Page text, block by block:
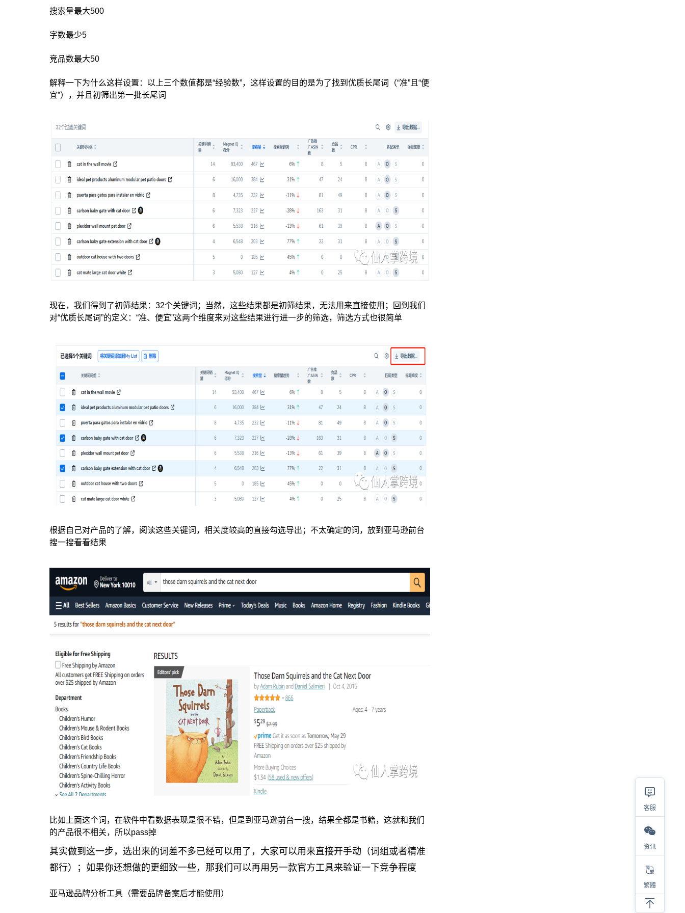
搜索量最大500
字数最少5
竞品数最大50
解释一下为什么这样设置：以上三个数值都是“经验数”，这样设置的目的是为了找到优质长尾词（“准”且“便
宜”），并且初筛出第一批长尾词
现在，我们得到了初筛结果：32个关键词；当然，这些结果都是初筛结果，无法用来直接使用；回到我们
对“优质长尾词”的定义：“准、便宜”这两个维度来对这些结果进行进一步的筛选，筛选方式也很简单
根据自己对产品的了解，阅读这些关键词，相关度较高的直接勾选导出；不太确定的词，放到亚马逊前台
搜一搜看看结果
比如上面这个词，在软件中看数据表现是很不错，但是到亚马逊前台一搜，结果全都是书籍，这就和我们
的产品很不相关，所以pass掉
其实做到这一步，选出来的词差不多已经可以用了，大家可以用来直接开手动（词组或者精准
都行）；如果你还想做的更细致一些，那我们可以再用另一款官方工具来验证一下竞争程度
亚马逊品牌分析工具（需要品牌备案后才能使用）
客服
资讯
繁體